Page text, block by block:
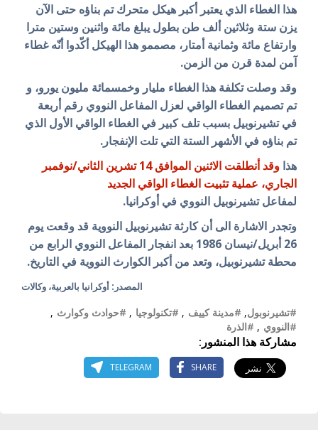
هذا الغطاء الذي يعتبر أكبر هيكل متحرك تم بناؤه حتى الآن
يزن ستة وثلاثين ألف طن بطول يبلغ مائة واثنين وستين مترا
وارتفاع مائة وثمانية أمتار، مصممو هذا الهيكل أكّدوا أنّه غطاء
آمن لمدة قرن من الزمن.
وقد وصلت تكلفة هذا الغطاء مليار وخمسمائة مليون يورو، و
تم تصميم الغطاء الواقي لعزل المفاعل النووي رقم أربعة
في تشيرنوبيل بسبب تلف كبير في الغطاء الواقي الأول الذي
تم بناؤه في الأشهر الستة التي تلت الإنفجار.
هذا
وقد أنطلقت الاثنين الموافق 14 تشرين الثاني/نوفمبر
الجاري، عملية تثبيت الغطاء الواقي الجديد
لمفاعل تشيرنوبيل النووي في أوكرانيا.
وتجدر الاشارة الى أن كارثة تشيرنوبيل النووية قد وقعت يوم
26 أبريل/نيسان 1986 بعد انفجار المفاعل النووي الرابع من
محطة تشيرنوبيل، وتعد من أكبر الكوارث النووية في التاريخ.
المصدر: أوكرانيا بالعربية، وكالات
#تشيرنوبول, #مدينة كييف , #تكنولوجيا , #حوادث وكوارث ,
#النووي , #الذرة
مشاركة هذا المنشور:
SHARE
TELEGRAM